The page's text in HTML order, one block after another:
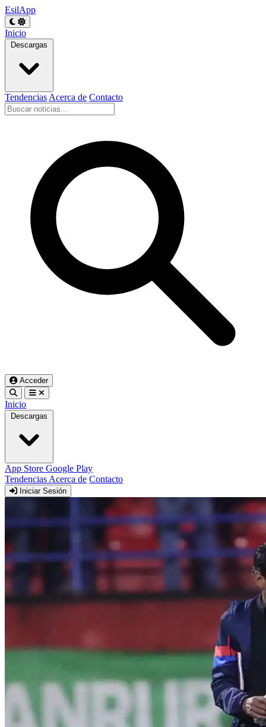
EsilApp
Inicio
Descargas
Tendencias Acerca de Contacto
Acceder
Inicio
Descargas
App Store Google Play
Tendencias Acerca de Contacto
Iniciar Sesión